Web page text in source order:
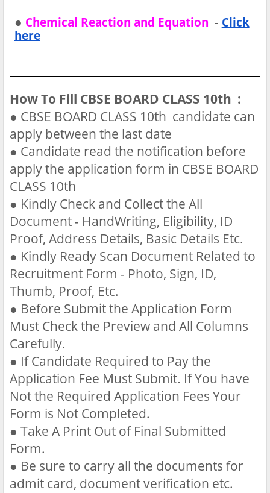
● Chemical Reaction and Equation - Click
here
How To Fill CBSE BOARD CLASS 10th :
● CBSE BOARD CLASS 10th candidate can
apply between the last date
● Candidate read the notification before
apply the application form in CBSE BOARD
CLASS 10th
● Kindly Check and Collect the All
Document - HandWriting, Eligibility, ID
Proof, Address Details, Basic Details Etc.
● Kindly Ready Scan Document Related to
Recruitment Form - Photo, Sign, ID,
Thumb, Proof, Etc.
● Before Submit the Application Form
Must Check the Preview and All Columns
Carefully.
● If Candidate Required to Pay the
Application Fee Must Submit. If You have
Not the Required Application Fees Your
Form is Not Completed.
● Take A Print Out of Final Submitted
Form.
● Be sure to carry all the documents for
admit card, document verification etc.